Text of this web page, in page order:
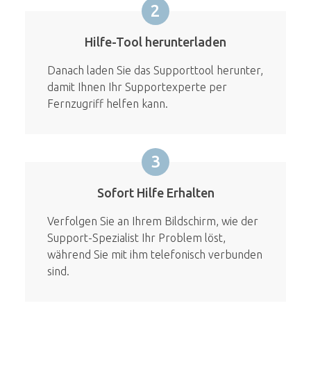
2
Hilfe-Tool herunterladen
Danach laden Sie das Supporttool herunter,
damit Ihnen Ihr Supportexperte per
Fernzugriff helfen kann.
3
Sofort Hilfe Erhalten
Verfolgen Sie an Ihrem Bildschirm, wie der
Support-Spezialist Ihr Problem löst,
während Sie mit ihm telefonisch verbunden
sind.